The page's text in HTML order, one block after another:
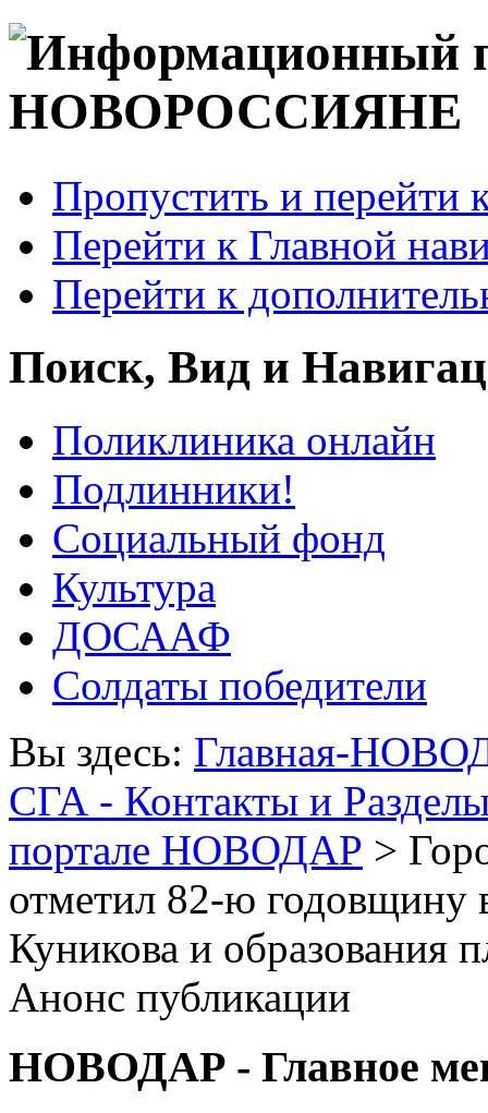
Пропустить и перейти
Перейти к Главной
Перейти к
Поиск, Вид и
Поликлиника онлайн
Подлинники!
Социальный фонд
Культура
ДОСААФ
Солдаты победители
Вы здесь: Главная-
СГА - Контакты и
портале НОВОДАР >
отметил 82-ю годовщину
Куникова и образования
Анонс публикации
НОВОДАР - Главное